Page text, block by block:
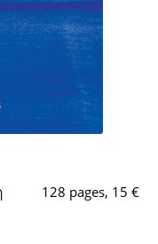
128 pages, 15 €